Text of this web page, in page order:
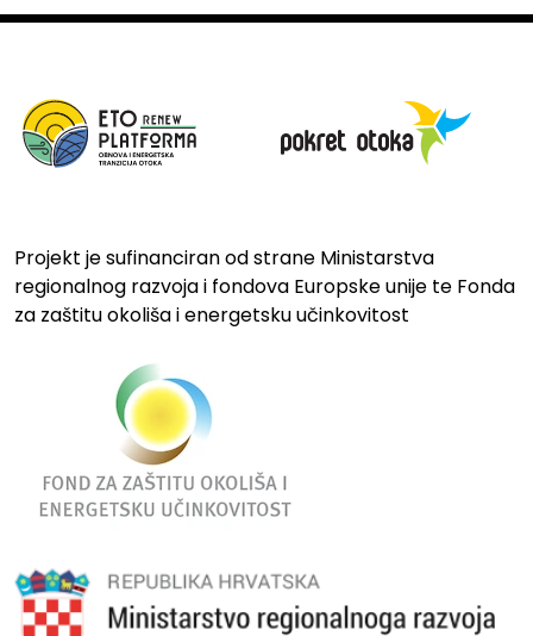
Projekt je sufinanciran od strane Ministarstva
regionalnog razvoja i fondova Europske unije te Fonda
za zaštitu okoliša i energetsku učinkovitost